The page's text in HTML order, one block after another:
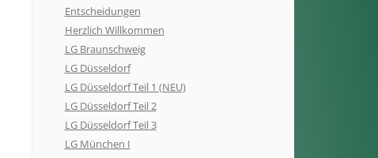
Entscheidungen
Herzlich Willkommen
LG Braunschweig
LG Düsseldorf
LG Düsseldorf Teil 1 (NEU)
LG Düsseldorf Teil 2
LG Düsseldorf Teil 3
LG München I